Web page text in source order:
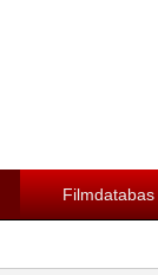
Filmdatabas